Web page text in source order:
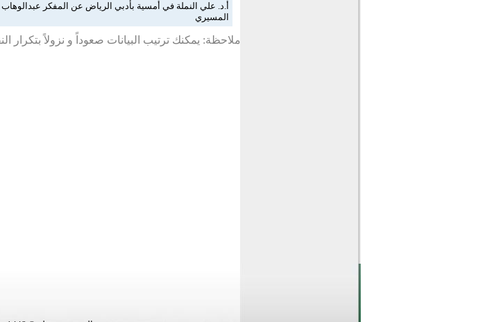
أ.د. علي النملة في أمسية بأدبي الرياض عن المفكر عبدالوهاب
المسيري
ملاحظة: يمكنك ترتيب البيانات صعوداً و نزولاً بتكرار